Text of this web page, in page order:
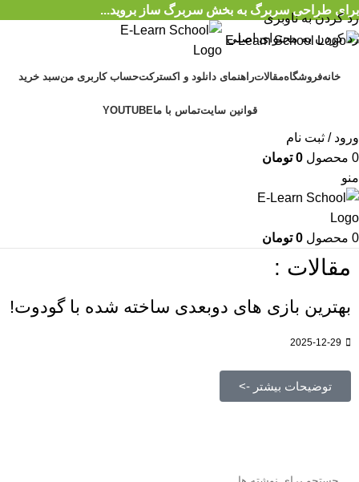
رد کردن به ناوبری
رد کردن به محتوای اصلی
برای طراحی سربرگ به بخش سربرگ ساز بروید...
خانهفروشگاهمقالاتراهنمای دانلود و اکسترکتحساب کاربری منسبد خرید
قوانین سایتتماس با ماYOUTUBE
ورود / ثبت نام
0 محصول 0 تومان
منو
0 محصول 0 تومان
مقالات :
بهترین بازی های دوبعدی ساخته شده با گودوت!
توضیحات بیشتر ->